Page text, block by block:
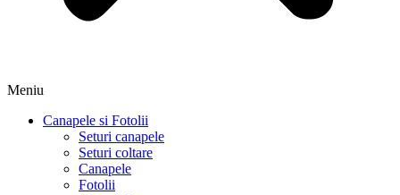
Meniu
Canapele si Fotolii
Seturi canapele
Seturi coltare
Canapele
Fotolii